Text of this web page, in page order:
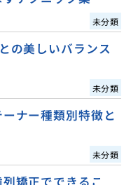
未分類
の美しいバランス
未分類
ナー種類別特徴と
未分類
矯正でできるこ